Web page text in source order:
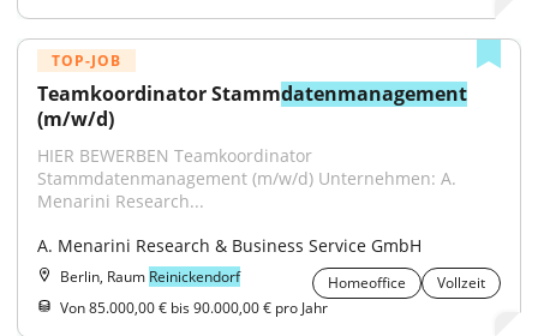
TOP-JOB
Teamkoordinator Stammdatenmanagement
(m/w/d)
HIER BEWERBEN Teamkoordinator
Stammdatenmanagement (m/w/d) Unternehmen: A.
Menarini Research...
A. Menarini Research & Business Service GmbH
Berlin, Raum Reinickendorf Homeoffice
Vollzeit
Von 85.000,00 € bis 90.000,00 € pro Jahr